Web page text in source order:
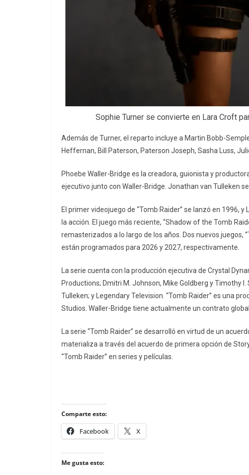
Sophie Turner se convierte en Lara Croft
Además de Turner, el reparto incluye a Martin Bobb-
Heffernan, Bill Paterson, Paterson Joseph, Sasha Luss,
Phoebe Waller-Bridge es la creadora, guionista y
ejecutivo junto con Waller-Bridge. Jonathan van Tulleken
El primer videojuego de “Tomb Raider” se lanzó en 1996,
la acción. El juego más reciente, “Shadow of the Tomb
remasterizados a lo largo de los años. Dos nuevos juegos,
están programados para 2026 y 2027, respectivamente.
La serie cuenta con la producción ejecutiva de Crystal
Productions; Dmitri M. Johnson, Mike Goldberg y Timothy
Tulleken; y Legendary Television. “Tomb Raider” es una
Studios. Waller-Bridge tiene actualmente un contrato
La serie “Tomb Raider” se desarrolló en virtud de un
materializa a través del acuerdo de primera opción de
“Tomb Raider” en series y películas.
Comparte esto:
Facebook X
Me gusta esto: